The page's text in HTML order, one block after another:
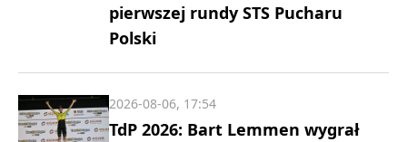
pierwszej rundy STS Pucharu
Polski
TdP 2026: Bart Lemmen wygrał
2026-08-06, 17:54